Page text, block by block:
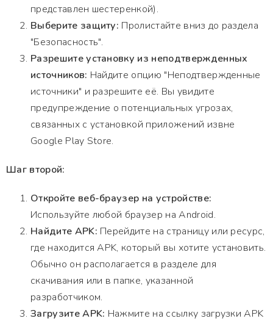
представлен шестеренкой).
Выберите защиту: Пролистайте вниз до раздела
"Безопасность".
Разрешите установку из неподтвержденных
источников: Найдите опцию "Неподтвержденные
источники" и разрешите её. Вы увидите
предупреждение о потенциальных угрозах,
связанных с установкой приложений извне
Google Play Store.
Шаг второй:
Откройте веб-браузер на устройстве:
Используйте любой браузер на Android.
Найдите APK: Перейдите на страницу или ресурс,
где находится APK, который вы хотите установить.
Обычно он располагается в разделе для
скачивания или в папке, указанной
разработчиком.
Загрузите APK: Нажмите на ссылку загрузки APK